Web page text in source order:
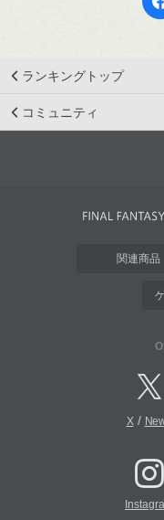
ランキングトップ
コミュニティ
関連商品
X/